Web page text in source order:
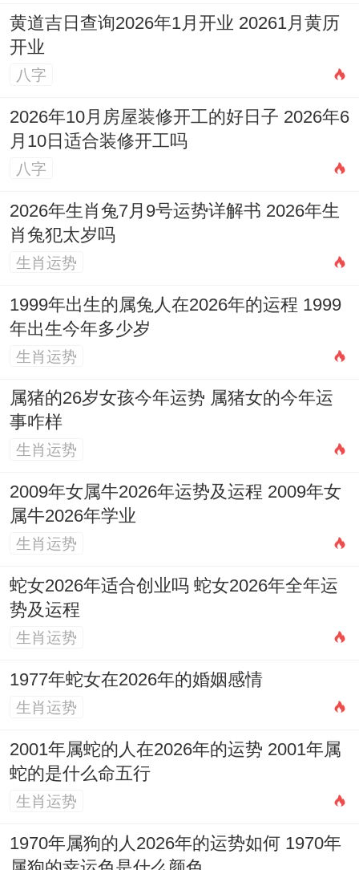
餐。餐桌可摆放寓意吉祥的新鲜水果，如苹
果（平安）、橙子（成功），营造愉悦进食
氛围？!
客厅:可在家中吉位（2026年流年风水吉位
需具体推算）摆放寓意健康茁壮的绿植，或
悬挂硕果累累的图画、增强生生不息的气
场！
就遵循2026年12月吉日选择原则；结合生肖
传统意蕴与祥瑞之气、助力其人生第一步的
饮食之旅顺利开启，将来健康成长，福慧双
黄道吉日查询2026年1月开业 20261月黄历
开业
八字
2026年10月房屋装修开工的好日子 2026年6
月10日适合装修开工吗
八字
2026年生肖兔7月9号运势详解书 2026年生
肖兔犯太岁吗
生肖运势
1999年出生的属兔人在2026年的运程 1999
年出生今年多少岁
生肖运势
属猪的26岁女孩今年运势 属猪女的今年运
事咋样
生肖运势
2009年女属牛2026年运势及运程 2009年女
属牛2026年学业
生肖运势
蛇女2026年适合创业吗 蛇女2026年全年运
势及运程
生肖运势
1977年蛇女在2026年的婚姻感情
生肖运势
2001年属蛇的人在2026年的运势 2001年属
蛇的是什么命五行
生肖运势
1970年属狗的人2026年的运势如何 1970年